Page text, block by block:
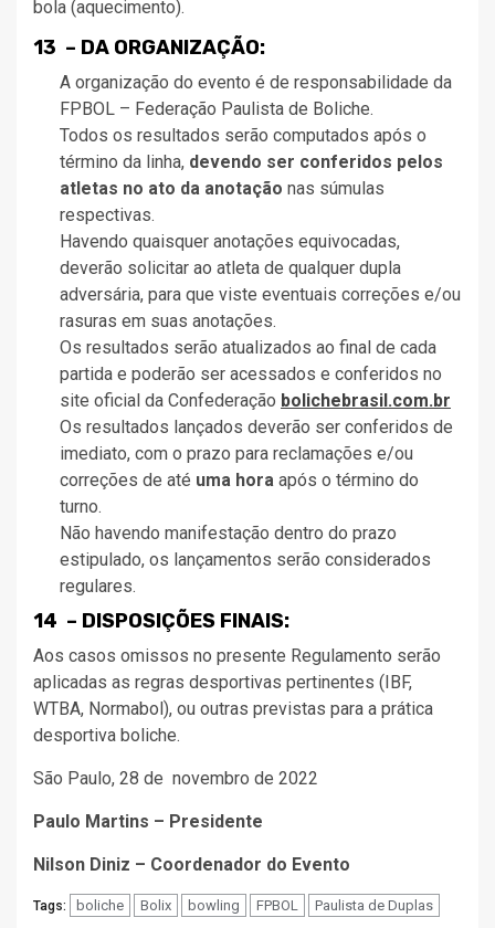
bola (aquecimento).
13 – DA ORGANIZAÇÃO:
A organização do evento é de responsabilidade da
FPBOL – Federação Paulista de Boliche.
Todos os resultados serão computados após o
término da linha, devendo ser conferidos pelos
atletas no ato da anotação nas súmulas
respectivas.
Havendo quaisquer anotações equivocadas,
deverão solicitar ao atleta de qualquer dupla
adversária, para que viste eventuais correções e/ou
rasuras em suas anotações.
Os resultados serão atualizados ao final de cada
partida e poderão ser acessados e conferidos no
site oficial da Confederação bolichebrasil.com.br
Os resultados lançados deverão ser conferidos de
imediato, com o prazo para reclamações e/ou
correções de até uma hora após o término do
turno.
Não havendo manifestação dentro do prazo
estipulado, os lançamentos serão considerados
regulares.
14 – DISPOSIÇÕES FINAIS:
Aos casos omissos no presente Regulamento serão
aplicadas as regras desportivas pertinentes (IBF,
WTBA, Normabol), ou outras previstas para a prática
desportiva boliche.
São Paulo, 28 de novembro de 2022
Paulo Martins – Presidente
Nilson Diniz – Coordenador do Evento
Tags: boliche Bolix bowling FPBOL Paulista de Duplas